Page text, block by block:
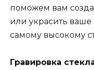
поможем вам
или украсить
самому высокому
Гравировка